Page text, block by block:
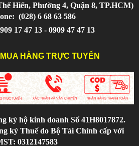
Hiển, Phường 4, Quận 8, TP.HCM)
(028) 6 68 63 586
17 47 13 - 0909 47 47 13
HÀNG TRỰC TUYẾN
ký hộ kinh doanh Số 41H8017872.
ký Thuế do Bộ Tài Chính cấp với
0312147583